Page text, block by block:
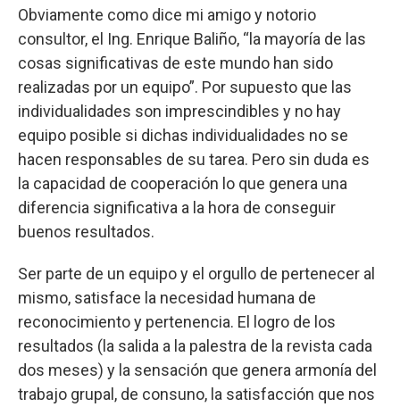
Obviamente como dice mi amigo y notorio
consultor, el Ing. Enrique Baliño, “la mayoría de las
cosas significativas de este mundo han sido
realizadas por un equipo”. Por supuesto que las
individualidades son imprescindibles y no hay
equipo posible si dichas individualidades no se
hacen responsables de su tarea. Pero sin duda es
la capacidad de cooperación lo que genera una
diferencia significativa a la hora de conseguir
buenos resultados.
Ser parte de un equipo y el orgullo de pertenecer al
mismo, satisface la necesidad humana de
reconocimiento y pertenencia. El logro de los
resultados (la salida a la palestra de la revista cada
dos meses) y la sensación que genera armonía del
trabajo grupal, de consuno, la satisfacción que nos